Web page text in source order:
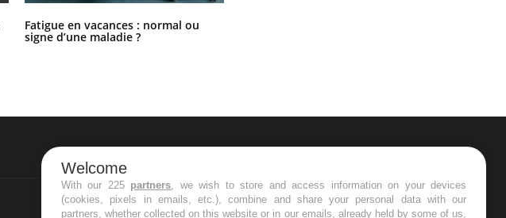
Fatigue en vacances : normal ou
signe d’une maladie ?
NEWSLETTER
Recevez toutes les semaines les meilleures
Welcome
With our 225 partners, we wish to store and access information on your devices
(cookies, pixels in emails, etc.), combine and share your personal data with our
partners, whether collected on this website or in our emails, already held by some of us,